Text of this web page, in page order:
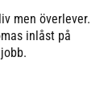
men överlever.
inlåst på